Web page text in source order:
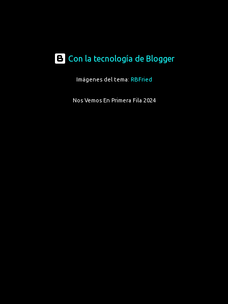
Con la tecnología de Blogger
Imágenes del tema: RBFried
Nos Vemos En Primera Fila 2024